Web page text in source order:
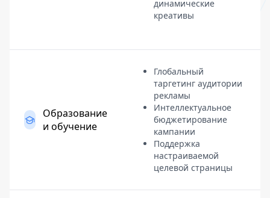
динамические
креативы
Образование
и обучение
Глобальный
таргетинг аудитории
рекламы
Интеллектуальное
бюджетирование
кампании
Поддержка
настраиваемой
целевой страницы